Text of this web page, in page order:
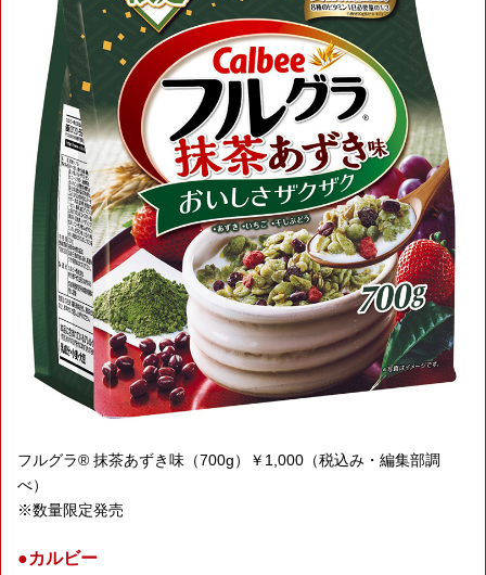
フルグラ® 抹茶あずき味（700g）￥1,000（税込み・編集部調
べ）
※数量限定発売
●カルビー